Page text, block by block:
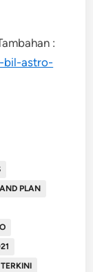
:
bil-astro-
PLAN